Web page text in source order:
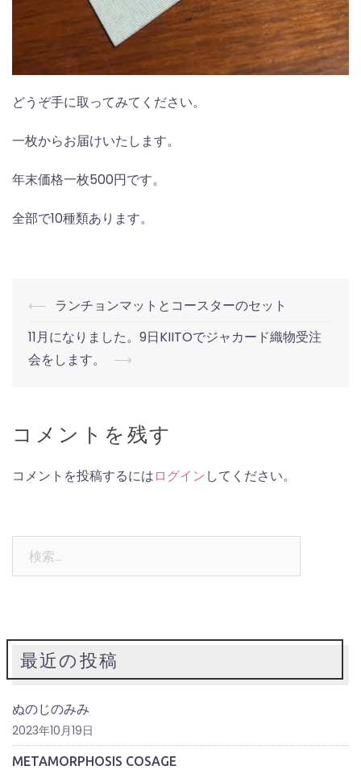
どうぞ手に取ってみてください。
一枚からお届けいたします。
年末価格一枚500円です。
全部で10種類あります。
Post
navigation
⟵ ランチョンマットとコースターのセット
11月になりました。9日KIITOでジャカード織物受注
会をします。
⟶
コメントを残す
コメントを投稿するにはログインしてください。
最近の投稿
ぬのじのみみ
2023年10月19日
METAMORPHOSIS COSAGE